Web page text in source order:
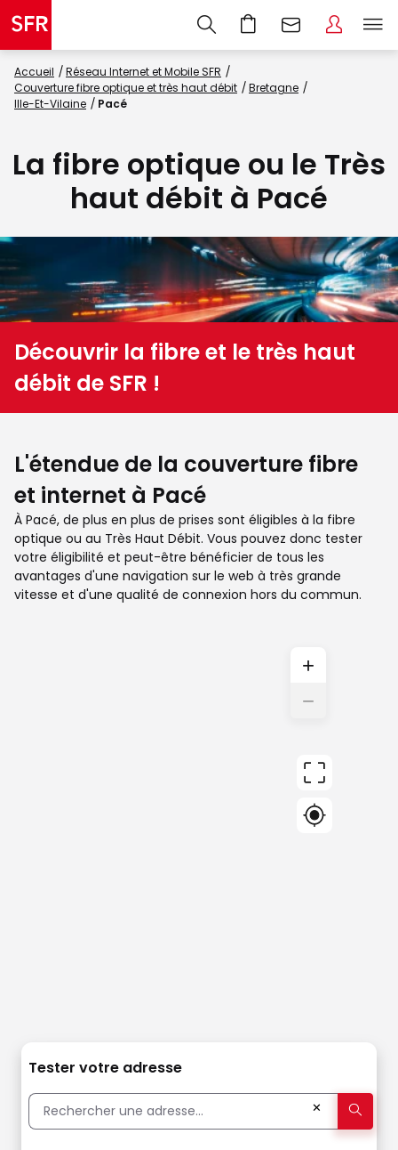
Accueil
Réseau Internet et Mobile SFR
Couverture fibre optique et très haut débit
Bretagne
Ille-Et-Vilaine
Pacé
La fibre optique ou le Très
haut débit à Pacé
Découvrir la fibre et le très haut
débit de SFR !
L'étendue de la couverture fibre
et internet à Pacé
À Pacé, de plus en plus de prises sont éligibles à la fibre
optique ou au Très Haut Débit. Vous pouvez donc tester
votre éligibilité et peut-être bénéficier de tous les
avantages d'une navigation sur le web à très grande
vitesse et d'une qualité de connexion hors du commun.
+
−
Tester votre adresse
✕